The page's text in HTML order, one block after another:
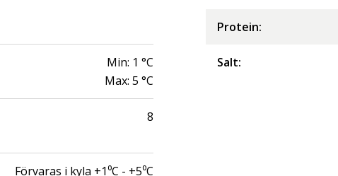
Min: 1 °C
Max: 5 °C
8
Förvaras i kyla +1⁰C - +5⁰C
Protein:
Salt: